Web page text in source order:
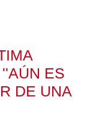
ES
DE UNA